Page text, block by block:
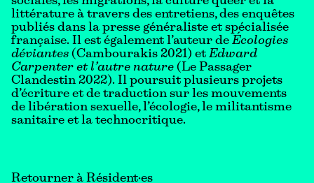
littérature à travers des entretiens, des enquêtes
publiés dans la presse généraliste et spécialisée
française. Il est également l’auteur de Écologies
déviantes (Cambourakis 2021) et Edward
Carpenter et l’autre nature (Le Passager
Clandestin 2022). Il poursuit plusieurs projets
d’écriture et de traduction sur les mouvements
de libération sexuelle, l’écologie, le militantisme
sanitaire et la technocritique.
Retourner à Résident·es